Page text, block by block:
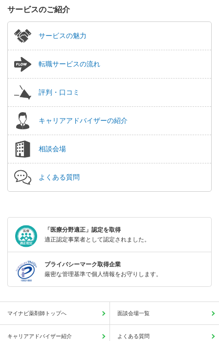
サービスのご紹介
サービスの魅力
転職サービスの流れ
評判・口コミ
キャリアアドバイザーの紹介
相談会場
よくある質問
「医療分野適正」認定を取得
適正認定事業者として認定されました。
プライバシーマーク取得企業
厳密な管理基準で個人情報をお守りします。
マイナビ薬剤師トップへ 面談会場一覧
キャリアアドバイザー紹介 よくある質問